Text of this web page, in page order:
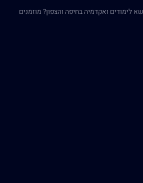
לימודים ואקדמיה בחיפה והצפון? מוזמנים